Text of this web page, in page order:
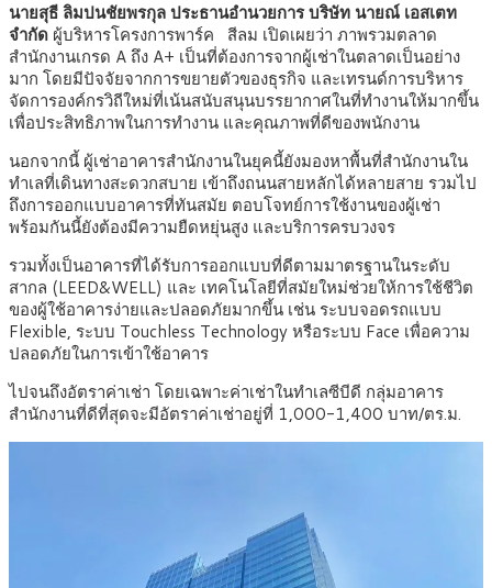
นายสุธี ลิมปนชัยพรกุลประธานอำนวยการ บริษัท นายณ์ เอสเตท
จำกัด ผู้บริหารโครงการพาร์ค สีลม เปิดเผยว่า ภาพรวมตลาด
สำนักงานเกรด A ถึง A+ เป็นที่ต้องการจากผู้เช่าในตลาดเป็นอย่าง
มาก โดยมีปัจจัยจากการขยายตัวของธุรกิจ และเทรนด์การบริหาร
จัดการองค์กรวิถีใหม่ที่เน้นสนับสนุนบรรยากาศในที่ทำงานให้มากขึ้น
เพื่อประสิทธิภาพในการทำงาน และคุณภาพที่ดีของพนักงาน
นอกจากนี้ ผู้เช่าอาคารสำนักงานในยุคนี้ยังมองหาพื้นที่สำนักงานใน
ทำเลที่เดินทางสะดวกสบาย เข้าถึงถนนสายหลักได้หลายสาย รวมไป
ถึงการออกแบบอาคารที่ทันสมัย ตอบโจทย์การใช้งานของผู้เช่า
พร้อมกันนี้ยังต้องมีความยืดหยุ่นสูง และบริการครบวงจร
รวมทั้งเป็นอาคารที่ได้รับการออกแบบที่ดีตามมาตรฐานในระดับ
สากล (LEED&WELL) และ เทคโนโลยีที่สมัยใหม่ช่วยให้การใช้ชีวิต
ของผู้ใช้อาคารง่ายและปลอดภัยมากขึ้น เช่น ระบบจอดรถแบบ
Flexible, ระบบ Touchless Technology หรือระบบ Face เพื่อความ
ปลอดภัยในการเข้าใช้อาคาร
ไปจนถึงอัตราค่าเช่า โดยเฉพาะค่าเช่าในทำเลซีบีดี กลุ่มอาคาร
สำนักงานที่ดีที่สุดจะมีอัตราค่าเช่าอยู่ที่ 1,000-1,400 บาท/ตร.ม.